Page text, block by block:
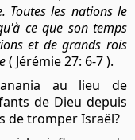
Toutes les nations le
ce que son temps
et de grands rois
( Jérémie 27: 6-7 ).
au lieu de
de Dieu depuis
de tromper Israël?